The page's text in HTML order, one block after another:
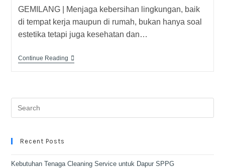
GEMILANG | Menjaga kebersihan lingkungan, baik
di tempat kerja maupun di rumah, bukan hanya soal
estetika tetapi juga kesehatan dan…
Continue Reading
Recent Posts
Kebutuhan Tenaga Cleaning Service untuk Dapur SPPG